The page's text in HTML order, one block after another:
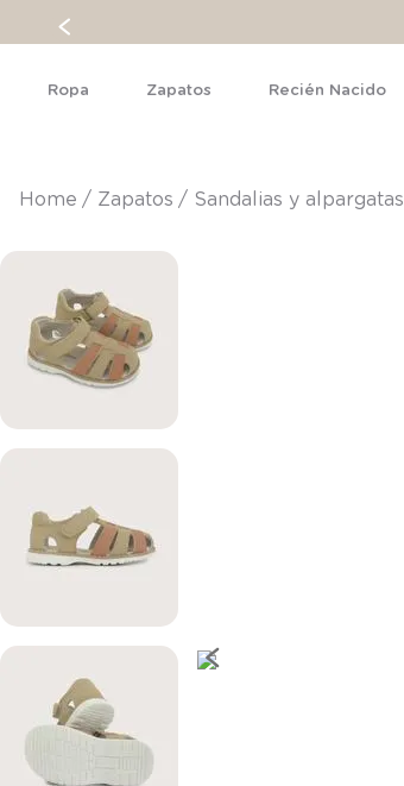
Ropa Zapatos Recién Nacido
zapatos sandalias y alpargatas